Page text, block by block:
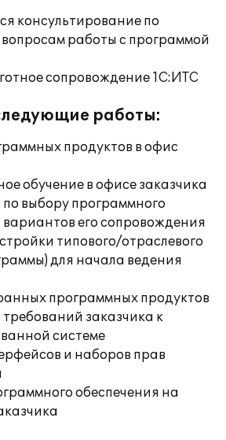
консультирование по
работы с программой
сопровождение 1С:ИТС
работы:
продуктов в офис
обучение в офисе заказчика
выбору программного
вариантов его сопровождения
типового/отраслевого
для начала ведения
программных продуктов
заказчика к
системе
и наборов прав
обеспечения на